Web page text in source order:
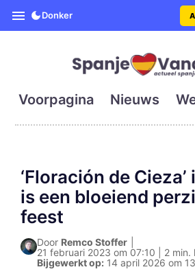
SpanjeVandaag is
Donker
Voorpagina Nieuws
‘Floración de
is een bloeiend
feest
Door Remco Stoffer
21 februari 2023 om 07:10 | 2 min.
Bijgewerkt op: 14 april 2026 om